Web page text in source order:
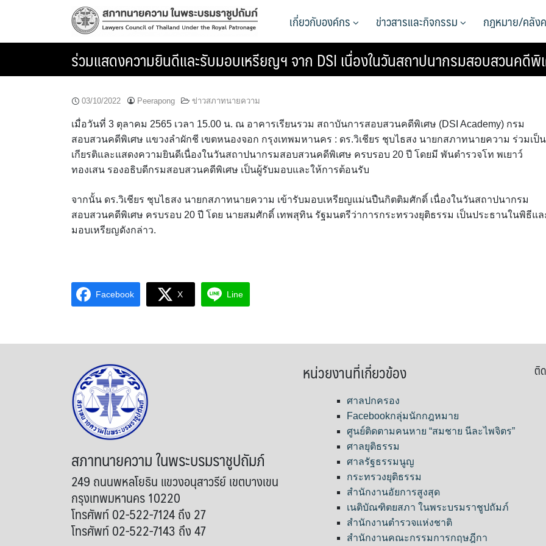
เกี่ยวกับองค์กร ข่าวสารและกิจกรรม กฎหมาย/คลัง
ร่วมแสดงความยินดีและรับมอบเหรียญฯ จาก DSI เนื่องในวันสถาปนากรมสอบสวนคดี
03/10/2022 Peerapong ข่าวสภาทนายความ
เมื่อวันที่ 3 ตุลาคม 2565 เวลา 15.00 น. ณ อาคารเรียนรวม สถาบันการสอบสวนคดีพิเศษ (DSI Academy) กรม
สอบสวนคดีพิเศษ แขวงลำผักชี เขตหนองจอก กรุงเทพมหานคร : ดร.วิเชียร ชุบไธสง นายกสภาทนายความ ร่วมเป็น
เกียรติและแสดงความยินดีเนื่องในวันสถาปนากรมสอบสวนคดีพิเศษ ครบรอบ 20 ปี โดยมี พันตำรวจโท พเยาว์
ทองเสน รองอธิบดีกรมสอบสวนคดีพิเศษ เป็นผู้รับมอบและให้การต้อนรับ
จากนั้น ดร.วิเชียร ชุบไธสง นายกสภาทนายความ เข้ารับมอบเหรียญแม่นปืนกิตติมศักดิ์ เนื่องในวันสถาปนากรม
สอบสวนคดีพิเศษ ครบรอบ 20 ปี โดย นายสมศักดิ์ เทพสุทิน รัฐมนตรีว่าการกระทรวงยุติธรรม เป็นประธานในพิธีแล
มอบเหรียญดังกล่าว.
Facebook X Line
สภาทนายความ ในพระบรมราชูปถัมภ์
249 ถนนพหลโยธิน แขวงอนุสาวรีย์ เขตบางเขน
กรุงเทพมหานคร 10220
โทรศัพท์ 02-522-7124 ถึง 27
โทรศัพท์ 02-522-7143 ถึง 47
หน่วยงานที่เกี่ยวข้อง
ศาลปกครอง
Facebookกลุ่มนักกฎหมาย
ศูนย์ติดตามคนหาย “สมชาย นีละไพจิตร”
ศาลยุติธรรม
ศาลรัฐธรรมนูญ
กระทรวงยุติธรรม
สำนักงานอัยการสูงสุด
เนติบัณฑิตยสภา ในพระบรมราชูปถัมภ์
สำนักงานตำรวจแห่งชาติ
สำนักงานคณะกรรมการกฤษฎีกา
ติ